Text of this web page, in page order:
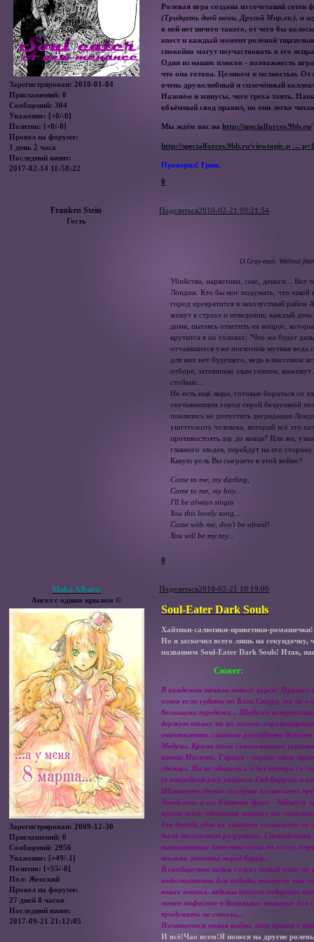
Зарегистрирован: 2010-01-04
Приглашений: 0
Сообщений: 304
Уважение: [+0/-0]
Позитив: [+0/-0]
Провел на форуме:
1 день 2 часа
Последний визит:
2017-02-14 11:58:22
Ролевая игра создана из сочетаний сотен
(Тридцать дней ночи, Другой Мир,etc), и
в ней нет ничего такого, от чего бы
квест и каждый момент ролевой
спокойно могут поучаствовать в его
Один из наших плюсов - возможность
что она готова. Целиком и полностью. От
очень дружелюбный и сплочённый
Назовём и минусы, чего греха таить.
объёмный свод правил, но они легко
Мы ждём вас на http://specialforces.9bb.ru/
http://specialforces.9bb.ru/viewtopic.p …
Проверил! Грин.
0
Поделиться2010-02-21 09:21:54
Franken Stein
Гость
D.Gray-man: Without fear
Убийства, наркотики, секс, деньги... Вот
Лондон. Кто бы мог подумать, что такой
город превратится в захолустный район
живут в страхе и неведении, каждый
дома, пытаясь ответить на вопрос,
крутится в их головах: "Что же будет
отчаявшихся уже поглотила мутная вода
для них нет будущего, ведь в массовом
отборе, затеянным злым гением,
стойкие...
Но есть ещё люди, готовые бороться со
окутывающим город серой бездушной
поклялись не допустить деградации
уничтожить человека, который всё это
противостоять злу до конца? Или же,
главного злодея, перейдут на его
Какую роль Вы сыграете в этой войне?
Come to me, my darling,
Come to me, my boy...
I'll be always singin
You this lovely song...
Come with me, don't be afraid!
You will be my toy...
0
Поделиться2010-02-21 10:19:00
Maka Albarn
Ангел с одним крылом ©
Зарегистрирован: 2009-12-30
Приглашений: 0
Сообщений: 2956
Уважение: [+49/-1]
Позитив: [+55/-0]
Пол: Женский
Провел на форуме:
27 дней 8 часов
Последний визит:
2017-09-21 21:12:05
Soul-Eater Dark Souls
Хайтики-салютики-приветики-
Но я заскочил всего лишь на секундочку,
названием Soul-Eater Dark Souls! Итак,
Сюжет:
В академии начало нового курса! Прошел
хотя если судить по Блэк Стару, то не
большими трудами... Шибусен
дерзкую атаку на их логово,
уничтожить главного рассадника
Медузы. Кроме того совместными
имени Москит. Гирико - парень-пила
сбежал. Но не обошлось и без потерь со
(в очередной раз) учитель Сид Баррет и
Шинигами сделал самураю заманчивое
Академии, а его близкого друга -
кроме того обеспечив защиту от
для детей, убив их учителя согласился
была полностью разрушена. Спокойствие
выполняемые повелителями по всему
только затишье перед бурей...
В сообществе ведьм созрел новый план
недостаточно для победы, поэтому они
юных воинах, ведьмы начали собирать
менее пафосное и банальное название
придумать не смогли...
Начинается новая война, так прими в
И всё!Чао всем!Я понеся на другие